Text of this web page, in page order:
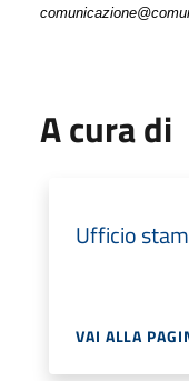
A cura di
Ufficio
VAI ALLA